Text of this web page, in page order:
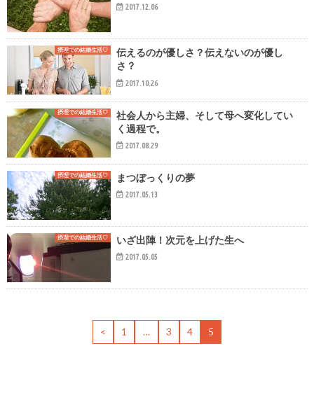
2017.12.06
摂理での結婚生活♡
伝えるのが優しさ？伝えないのが優し
さ？
2017.10.26
摂理での結婚生活♡
社会人から主婦、そして母へ変化してい
く過程で。
2017.08.29
摂理での結婚生活♡ まつぼっくりの夢
2017.05.13
摂理での結婚生活♡ いざ出陣！次元を上げた生へ
2017.05.05
< 1 … 3 4 5